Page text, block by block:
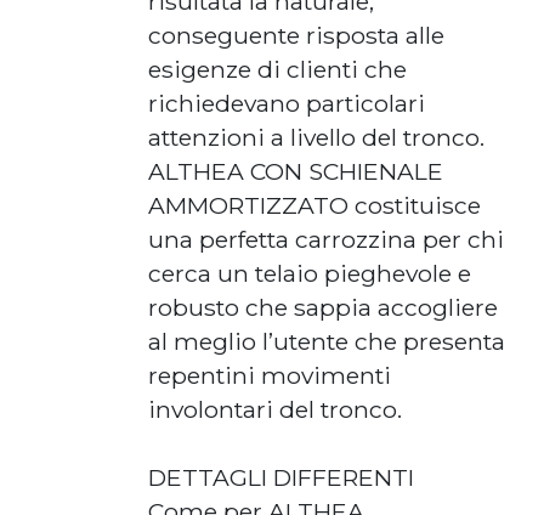
conseguente risposta alle
esigenze di clienti che
richiedevano particolari
attenzioni a livello del tronco.
ALTHEA CON SCHIENALE
AMMORTIZZATO costituisce
una perfetta carrozzina per chi
cerca un telaio pieghevole e
robusto che sappia accogliere
al meglio l’utente che presenta
repentini movimenti
involontari del tronco.
DETTAGLI DIFFERENTI